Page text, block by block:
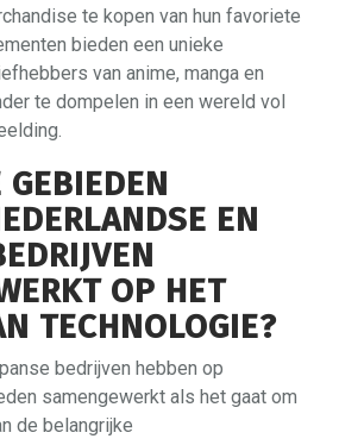
te kopen van hun favoriete
bieden een unieke
van anime, manga en
te dompelen in een wereld vol
EN
OP HET
TECHNOLOGIE?
bedrijven hebben op
samengewerkt als het gaat om
de belangrijke